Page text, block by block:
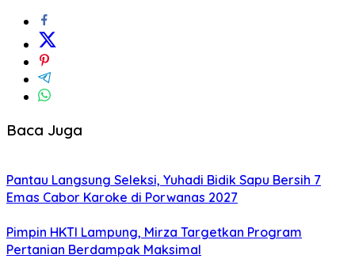
Baca Juga
Pantau Langsung Seleksi, Yuhadi Bidik Sapu Bersih 7
Emas Cabor Karoke di Porwanas 2027
Pimpin HKTI Lampung, Mirza Targetkan Program
Pertanian Berdampak Maksimal